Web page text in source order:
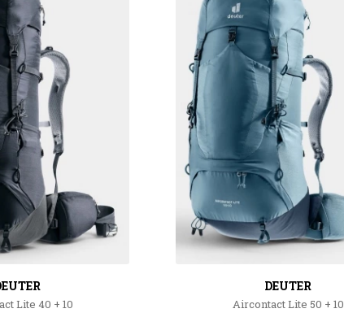
Lite 40 + 10
DEUTER
Aircontact Lite 50 + 10